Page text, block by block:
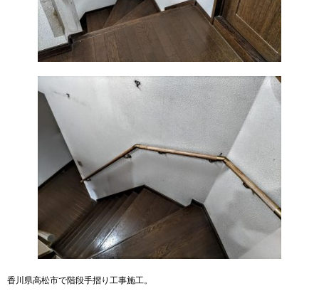
香川県高松市で階段手摺り工事施工。